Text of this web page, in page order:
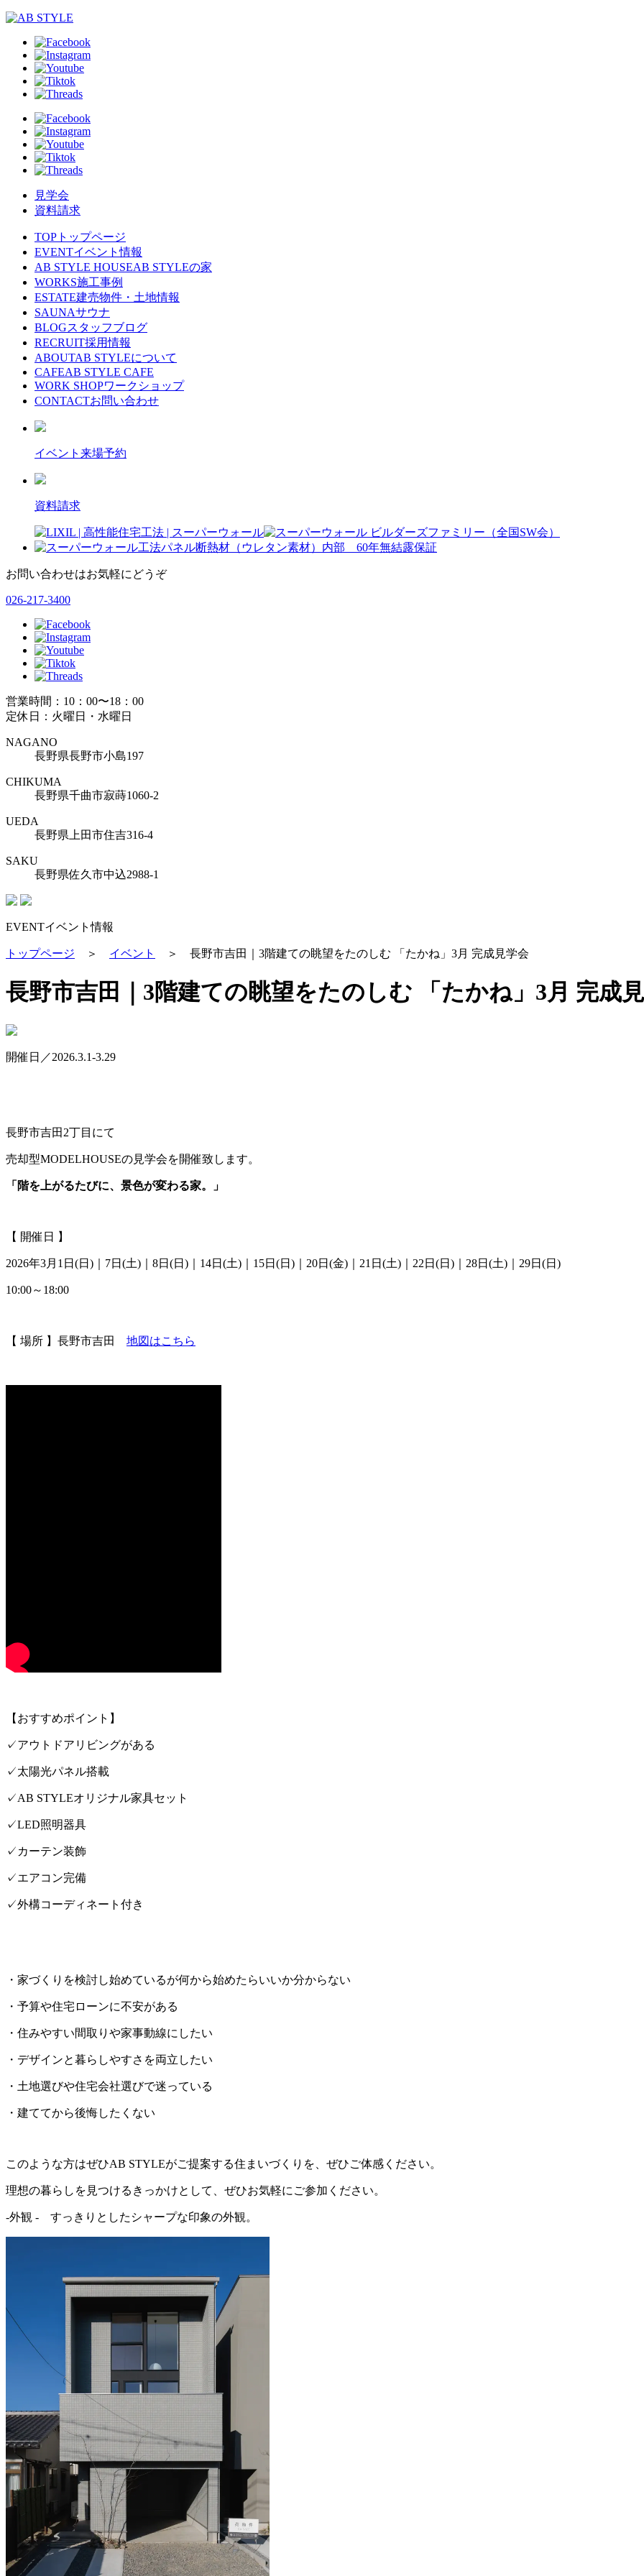
見学会
資料請求
TOP トップページ
EVENTイベント情報
AB STYLE HOUSEAB STYLEの家
WORKS施工事例
ESTATE建売物件・土地情報
SAUNAサウナ
BLOGスタッフブログ
RECRUIT採用情報
ABOUTAB STYLEについて
CAFEAB STYLE CAFE
WORK SHOPワークショップ
CONTACTお問い合わせ
イベント来場予約
資料請求
お問い合わせはお気軽にどうぞ
026-217-3400
営業時間：10：00〜18：00
定休日：火曜日・水曜日
NAGANO
長野県長野市小島197
CHIKUMA
長野県千曲市寂蒔1060-2
UEDA
長野県上田市住吉316-4
SAKU
長野県佐久市中込2988-1
EVENTイベント情報
トップページ ＞ イベント ＞ 長野市吉田｜3階建ての眺望をたのしむ 「たかね」3月 完成見学会
長野市吉田｜3階建ての眺望をたのしむ 「たかね」3月 完成
開催日／2026.3.1-3.29
長野市吉田2丁目にて
売却型MODELHOUSEの見学会を開催致します。
「階を上がるたびに、景色が変わる家。」
【 開催日 】
2026年3月1日(日)｜7日(土)｜8日(日)｜14日(土)｜15日(日)｜20日(金)｜21日(土)｜22日(日)｜28日(土)｜29日(日)
10:00～18:00
【 場所 】長野市吉田 地図はこちら
【おすすめポイント】
✓アウトドアリビングがある
✓太陽光パネル搭載
✓AB STYLEオリジナル家具セット
✓LED照明器具
✓カーテン装飾
✓エアコン完備
✓外構コーディネート付き
・家づくりを検討し始めているが何から始めたらいいか分からない
・予算や住宅ローンに不安がある
・住みやすい間取りや家事動線にしたい
・デザインと暮らしやすさを両立したい
・土地選びや住宅会社選びで迷っている
・建ててから後悔したくない
このような方はぜひAB STYLEがご提案する住まいづくりを、ぜひご体感ください。
理想の暮らしを見つけるきっかけとして、ぜひお気軽にご参加ください。
-外観 - すっきりとしたシャープな印象の外観。